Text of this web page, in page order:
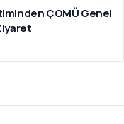
ÇOMÜ Genel